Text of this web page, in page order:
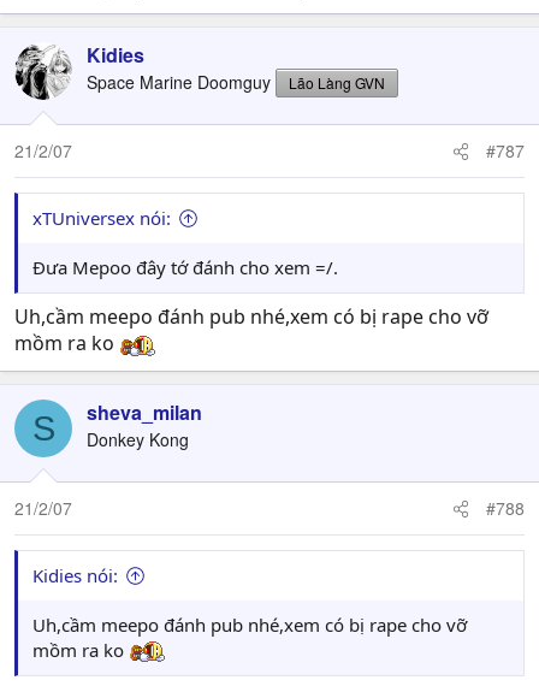
Kidies
Space Marine Doomguy Lão Làng GVN
21/2/07 #787
xTUniversex nói:
Đưa Mepoo đây tớ đánh cho xem =/.
Uh,cầm meepo đánh pub nhé,xem có bị rape cho vỡ
mồm ra ko
S sheva_milan
Donkey Kong
21/2/07 #788
Kidies nói:
Uh,cầm meepo đánh pub nhé,xem có bị rape cho vỡ
mồm ra ko